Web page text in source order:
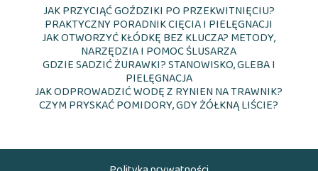
JAK PRZYCIĄĆ GOŹDZIKI PO PRZEKWITNIĘCIU?
PRAKTYCZNY PORADNIK CIĘCIA I PIELĘGNACJI
JAK OTWORZYĆ KŁÓDKĘ BEZ KLUCZA? METODY,
NARZĘDZIA I POMOC ŚLUSARZA
GDZIE SADZIĆ ŻURAWKI? STANOWISKO, GLEBA I
PIELĘGNACJA
JAK ODPROWADZIĆ WODĘ Z RYNIEN NA TRAWNIK?
CZYM PRYSKAĆ POMIDORY, GDY ŻÓŁKNĄ LIŚCIE?